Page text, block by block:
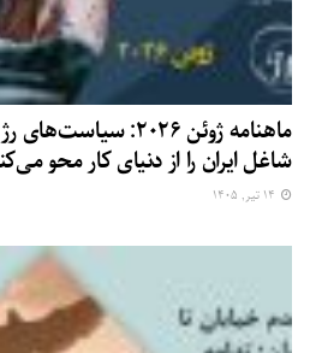
ماهنامه ژوئن ۲۰۲۶:
شاغل ایران را از دنیای کار محو